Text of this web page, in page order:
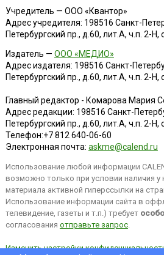
Учредитель — ООО «Квантор»
Адрес учредителя: 198516 Санкт-
Петербургский пр., д.60, лит.А, ч.п. 2-Н,
Издатель — ООО «МЕДИО»
Адрес издателя: 198516 Санкт-
Петербургский пр., д.60, лит.А, ч.п. 2-Н,
Главный редактор - Комарова Мария
Адрес редакции: 198516 Санкт-
Петербургский пр., д.60, лит.А, ч.п. 2-Н,
Телефон:+7 812 640-06-60
Электронная почта: askme@calend.ru
Использование любой информации
возможно только при условии наличия у
материала активной гиперссылки на
Использование информации сайта в
телевидение, газеты и т.п.) требует
согласования отправьте запрос.
Изменить настройки